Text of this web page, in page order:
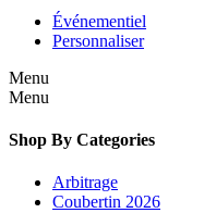
Événementiel
Personnaliser
Menu
Menu
Shop By Categories
Arbitrage
Coubertin 2026